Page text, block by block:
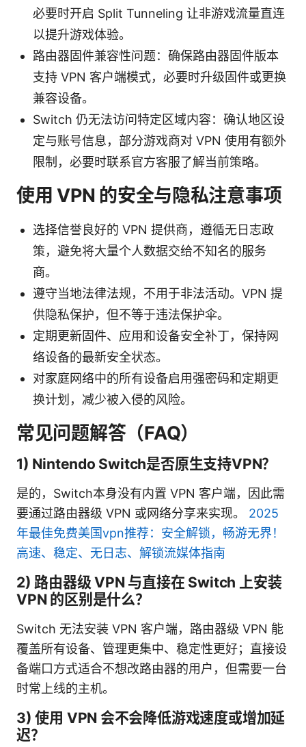
必要时开启 Split Tunneling 让非游戏流量直连
以提升游戏体验。
路由器固件兼容性问题：确保路由器固件版本
支持 VPN 客户端模式，必要时升级固件或更换
兼容设备。
Switch 仍无法访问特定区域内容：确认地区设
定与账号信息，部分游戏商对 VPN 使用有额外
限制，必要时联系官方客服了解当前策略。
使用 VPN 的安全与隐私注意事项
选择信誉良好的 VPN 提供商，遵循无日志政
策，避免将大量个人数据交给不知名的服务
商。
遵守当地法律法规，不用于非法活动。VPN 提
供隐私保护，但不等于违法保护伞。
定期更新固件、应用和设备安全补丁，保持网
络设备的最新安全状态。
对家庭网络中的所有设备启用强密码和定期更
换计划，减少被入侵的风险。
常见问题解答（FAQ）
1) Nintendo Switch是否原生支持VPN？
是的，Switch本身没有内置 VPN 客户端，因此需
要通过路由器级 VPN 或网络分享来实现。 2025
年最佳免费美国vpn推荐：安全解锁，畅游无界！
高速、稳定、无日志、解锁流媒体指南
2) 路由器级 VPN 与直接在 Switch 上安装
VPN 的区别是什么？
Switch 无法安装 VPN 客户端，路由器级 VPN 能
覆盖所有设备、管理更集中、稳定性更好；直接设
备端口方式适合不想改路由器的用户，但需要一台
时常上线的主机。
3) 使用 VPN 会不会降低游戏速度或增加延
迟？